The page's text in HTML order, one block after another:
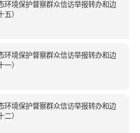
环境保护督察群众信访举报转办和边
）
环境保护督察群众信访举报转办和边
）
环境保护督察群众信访举报转办和边
）